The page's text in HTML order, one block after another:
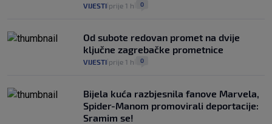
VIJESTI prije 1 h 0
Od subote redovan promet na dvije
ključne zagrebačke prometnice
VIJESTI prije 1 h 0
Bijela kuća razbjesnila fanove Marvela,
Spider-Manom promovirali deportacije:
Sramim se!